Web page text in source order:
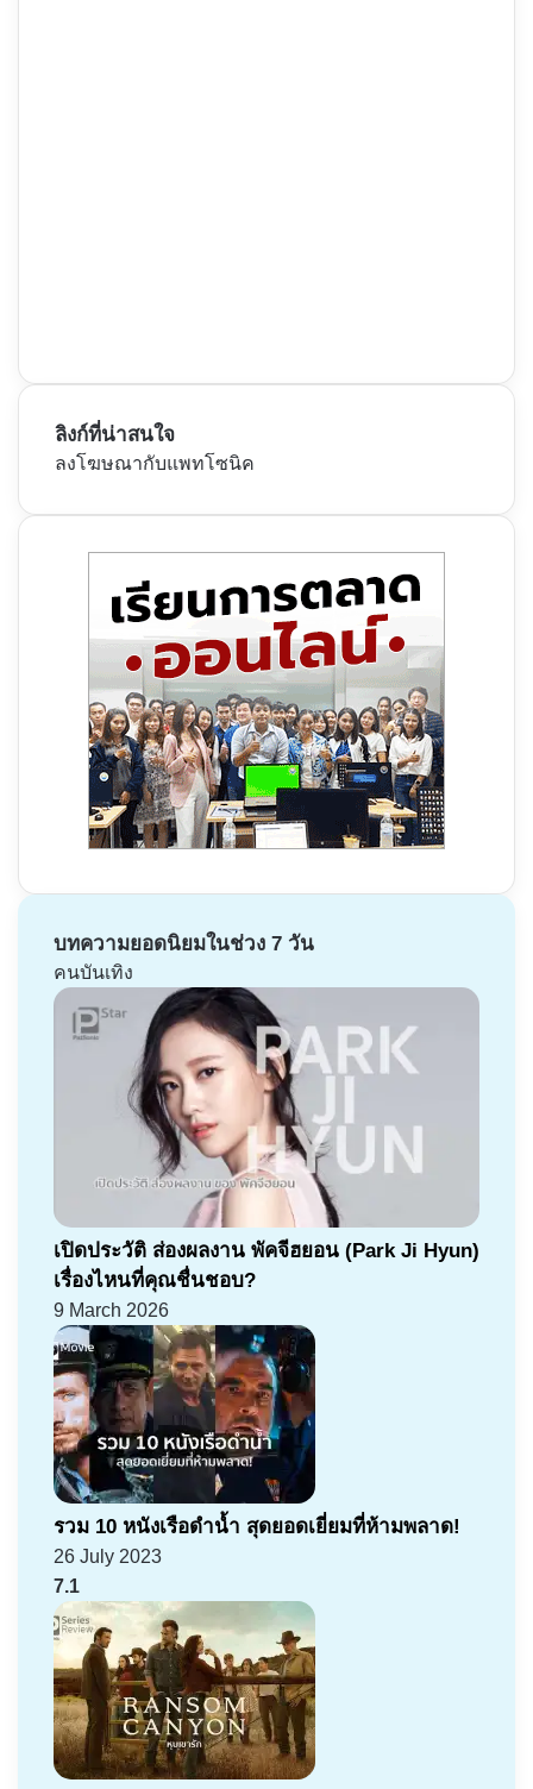
ลิงก์ที่น่าสนใจ
ลงโฆษณากับแพทโซนิค
บทความยอดนิยมในช่วง 7 วัน
คนบันเทิง
เปิดประวัติ ส่องผลงาน พัคจีฮยอน (Park Ji Hyun)
เรื่องไหนที่คุณชื่นชอบ?
9 March 2026
รวม 10 หนังเรือดำน้ำ สุดยอดเยี่ยมที่ห้ามพลาด!
26 July 2023
7.1